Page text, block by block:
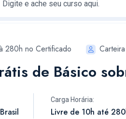
280h no Certificado
de Básico
Carga Horária:
Livre de 10h até